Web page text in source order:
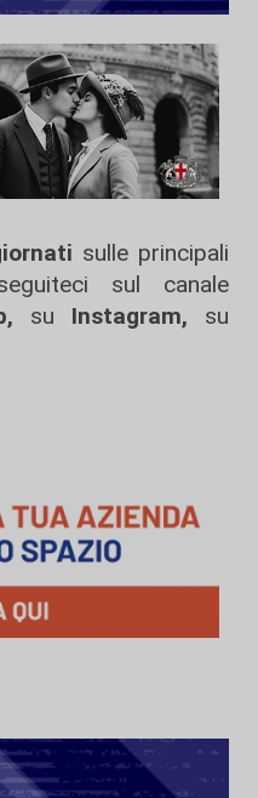
sulle principali
sul canale
su Instagram, su